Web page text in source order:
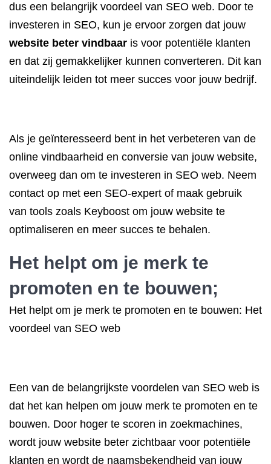
dus een belangrijk voordeel van SEO web. Door te
investeren in SEO, kun je ervoor zorgen dat jouw
website beter vindbaar is voor potentiële klanten
en dat zij gemakkelijker kunnen converteren. Dit kan
uiteindelijk leiden tot meer succes voor jouw bedrijf.
Als je geïnteresseerd bent in het verbeteren van de
online vindbaarheid en conversie van jouw website,
overweeg dan om te investeren in SEO web. Neem
contact op met een SEO-expert of maak gebruik
van tools zoals Keyboost om jouw website te
optimaliseren en meer succes te behalen.
Het helpt om je merk te
promoten en te bouwen;
Het helpt om je merk te promoten en te bouwen: Het
voordeel van SEO web
Een van de belangrijkste voordelen van SEO web is
dat het kan helpen om jouw merk te promoten en te
bouwen. Door hoger te scoren in zoekmachines,
wordt jouw website beter zichtbaar voor potentiële
klanten en wordt de naamsbekendheid van jouw